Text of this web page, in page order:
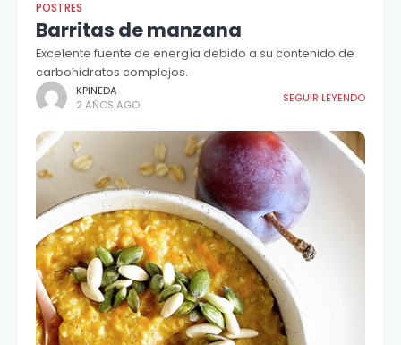
POSTRES
Barritas de manzana
Excelente fuente de energía debido a su contenido de
carbohidratos complejos.
KPINEDA
2 AÑOS AGO
SEGUIR LEYENDO